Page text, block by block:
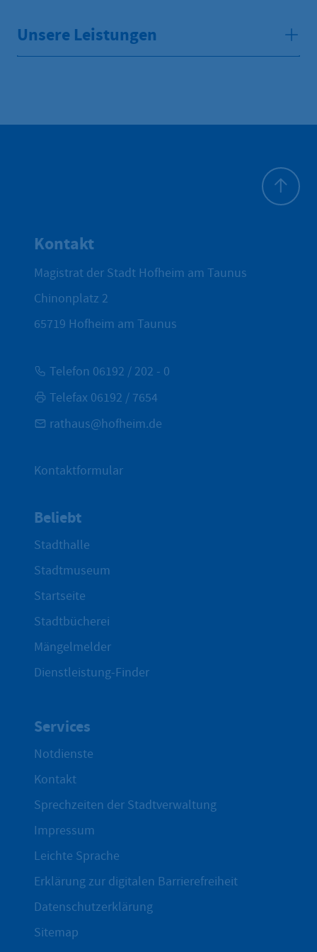
Unsere Leistungen
Kontakt
Magistrat der Stadt Hofheim am Taunus
Chinonplatz 2
65719 Hofheim am Taunus
Telefon 06192 / 202 - 0
Telefax 06192 / 7654
rathaus@hofheim.de
Kontaktformular
Beliebt
Stadthalle
Stadtmuseum
Startseite
Stadtbücherei
Mängelmelder
Dienstleistung-Finder
Services
Notdienste
Kontakt
Sprechzeiten der Stadtverwaltung
Impressum
Leichte Sprache
Erklärung zur digitalen Barrierefreiheit
Datenschutzerklärung
Sitemap